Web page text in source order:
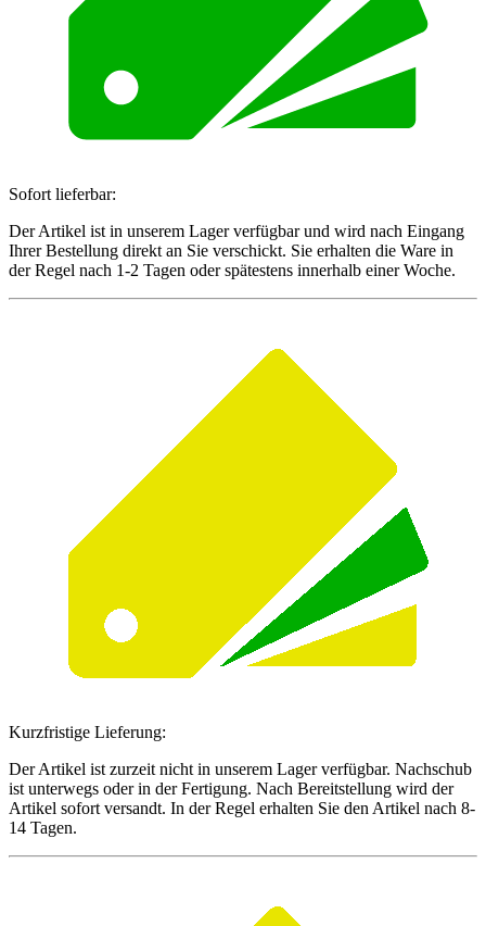
Sofort lieferbar:
Der Artikel ist in unserem Lager verfügbar und wird nach Eingang
Ihrer Bestellung direkt an Sie verschickt. Sie erhalten die Ware in
der Regel nach 1-2 Tagen oder spätestens innerhalb einer Woche.
Kurzfristige Lieferung:
Der Artikel ist zurzeit nicht in unserem Lager verfügbar. Nachschub
ist unterwegs oder in der Fertigung. Nach Bereitstellung wird der
Artikel sofort versandt. In der Regel erhalten Sie den Artikel nach 8-
14 Tagen.